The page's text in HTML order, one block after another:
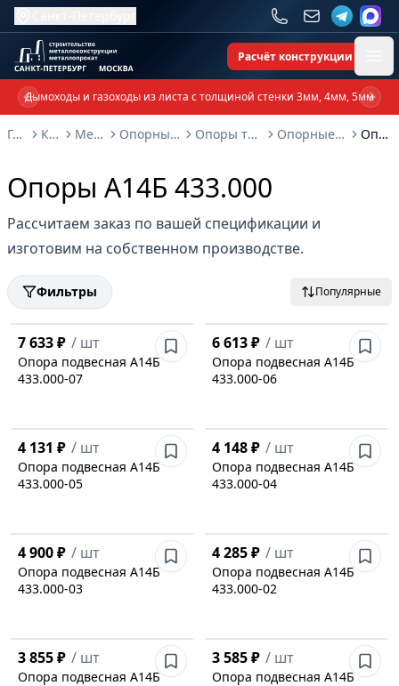
Расчёт конструкции
Дымоходы и газоходы из листа с толщиной стенки 3мм, 4мм, 5мм
Previous slide
Главная
Каталог Металлоконструкции Опорные металлоконструкции и изделия Опоры трубопроводов и металлоконструкции Опорные конструкции Серия 3.900-9: выпуск 4 Опоры А14Б 433.000
Опоры А14Б 433.000
Рассчитаем заказ по вашей спецификации и
изготовим на собственном производстве.
Фильтры Популярные
7 633 ₽ / шт
Опора подвесная А14Б
433.000-07
6 613 ₽ / шт
Опора подвесная А14Б
433.000-06
4 131 ₽ / шт
Опора подвесная А14Б
433.000-05
4 148 ₽ / шт
Опора подвесная А14Б
433.000-04
4 900 ₽ / шт
Опора подвесная А14Б
433.000-03
4 285 ₽ / шт
Опора подвесная А14Б
433.000-02
3 855 ₽ / шт
Опора подвесная А14Б
3 585 ₽ / шт
Опора подвесная А14Б